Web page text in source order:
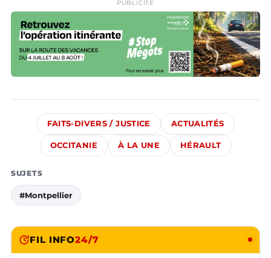
PUBLICITÉ
FAITS-DIVERS / JUSTICE ACTUALITÉS
OCCITANIE À LA UNE HÉRAULT
SUJETS
#Montpellier
FIL INFO24/7